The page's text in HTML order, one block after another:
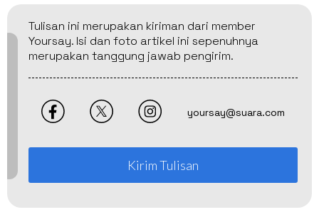
Tulisan ini merupakan kiriman dari member
Yoursay. Isi dan foto artikel ini sepenuhnya
merupakan tanggung jawab pengirim.
yoursay@suara.com
Kirim Tulisan